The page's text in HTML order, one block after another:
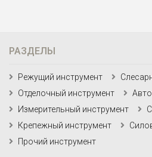
РАЗДЕЛЫ
Режущий инструмент
Отделочный инструмент
Измерительный инструмент
Крепежный инструмент
Прочий инструмент